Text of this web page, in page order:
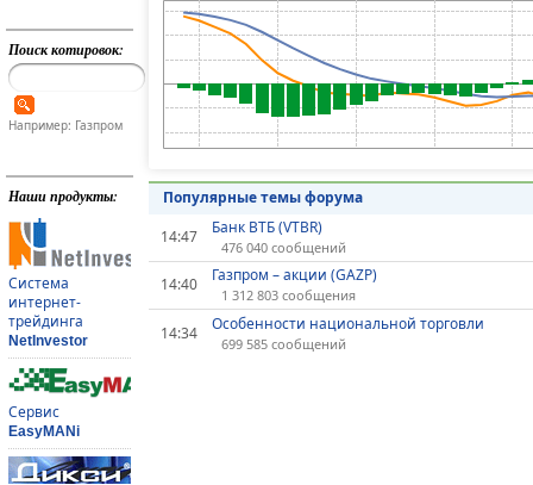
Поиск котировок:
Например: Газпром
Наши продукты:
Система
интернет-
трейдинга
NetInvestor
Сервис
EasyMANi
Популярные темы форума
14:47
Банк ВТБ (VTBR)
476 040 сообщений
14:40 Газпром – акции (GAZP)
1 312 803 сообщения
14:34 Особенности национальной торговли
699 585 сообщений